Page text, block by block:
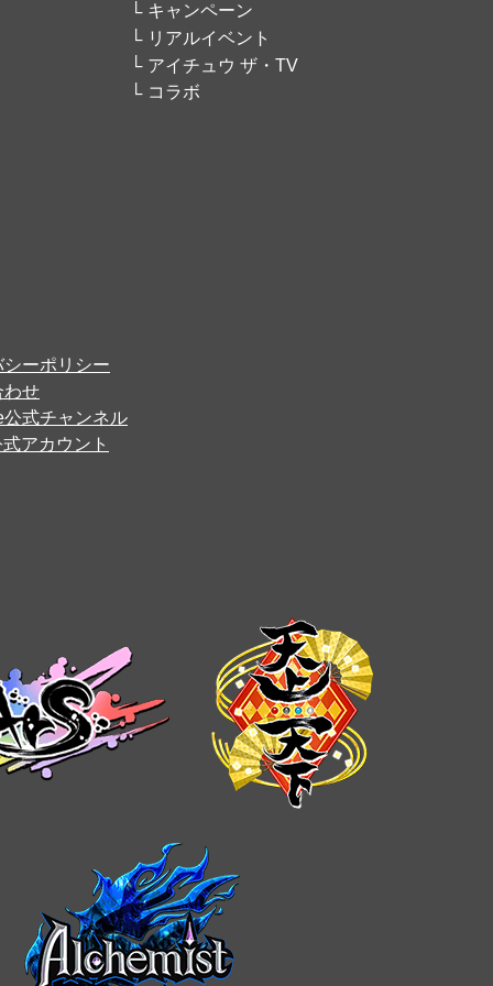
キャンペーン
リアルイベント
アイチュウ ザ・TV
コラボ
シーポリシー
わせ
公式チャンネル
アカウント